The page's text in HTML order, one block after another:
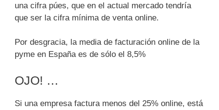
una cifra púes, que en el actual mercado tendría
que ser la cifra mínima de venta online.
Por desgracia, la media de facturación online de la
pyme en España es de sólo el 8,5%
OJO! …
Si una empresa factura menos del 25% online, está